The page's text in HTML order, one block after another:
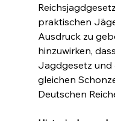
praktischen
Ausdruck zu
hinzuwirken,
Jagdgesetz und
gleichen
Deutschen